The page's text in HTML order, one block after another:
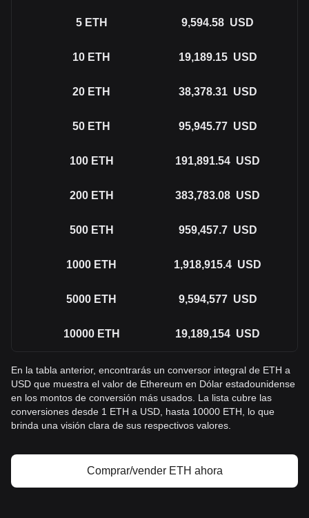
5 ETH 9,594.58 USD
10 ETH 19,189.15 USD
20 ETH 38,378.31 USD
50 ETH 95,945.77 USD
100 ETH 191,891.54 USD
200 ETH 383,783.08 USD
500 ETH 959,457.7 USD
1000 ETH 1,918,915.4 USD
5000 ETH 9,594,577 USD
10000 ETH 19,189,154 USD
En la tabla anterior, encontrarás un conversor integral de ETH a
USD que muestra el valor de Ethereum en Dólar estadounidense
en los montos de conversión más usados. La lista cubre las
conversiones desde 1 ETH a USD, hasta 10000 ETH, lo que
brinda una visión clara de sus respectivos valores.
Comprar/vender ETH ahora